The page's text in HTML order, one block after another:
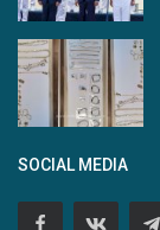
SOCIAL MEDIA